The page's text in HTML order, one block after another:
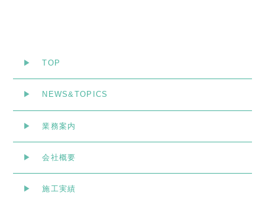
TOP
NEWS&TOPICS
業務案内
会社概要
施工実績